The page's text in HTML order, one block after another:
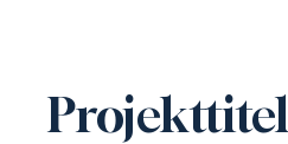
Projekttitel